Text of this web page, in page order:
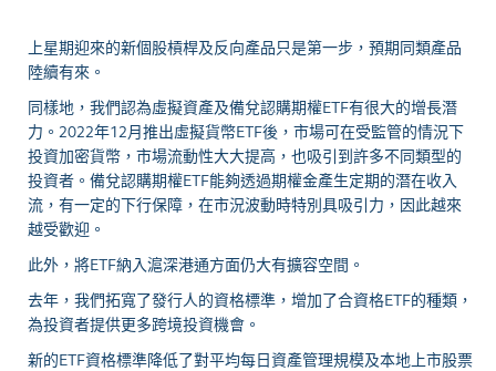
上星期迎來的新個股槓桿及反向產品只是第一步，預期同類產品
陸續有來。
同樣地，我們認為虛擬資產及備兌認購期權ETF有很大的增長潛
力。2022年12月推出虛擬貨幣ETF後，市場可在受監管的情況下
投資加密貨幣，市場流動性大大提高，也吸引到許多不同類型的
投資者。備兌認購期權ETF能夠透過期權金產生定期的潛在收入
流，有一定的下行保障，在市況波動時特別具吸引力，因此越來
越受歡迎。
此外，將ETF納入滬深港通方面仍大有擴容空間。
去年，我們拓寬了發行人的資格標準，增加了合資格ETF的種類，
為投資者提供更多跨境投資機會。
新的ETF資格標準降低了對平均每日資產管理規模及本地上市股票